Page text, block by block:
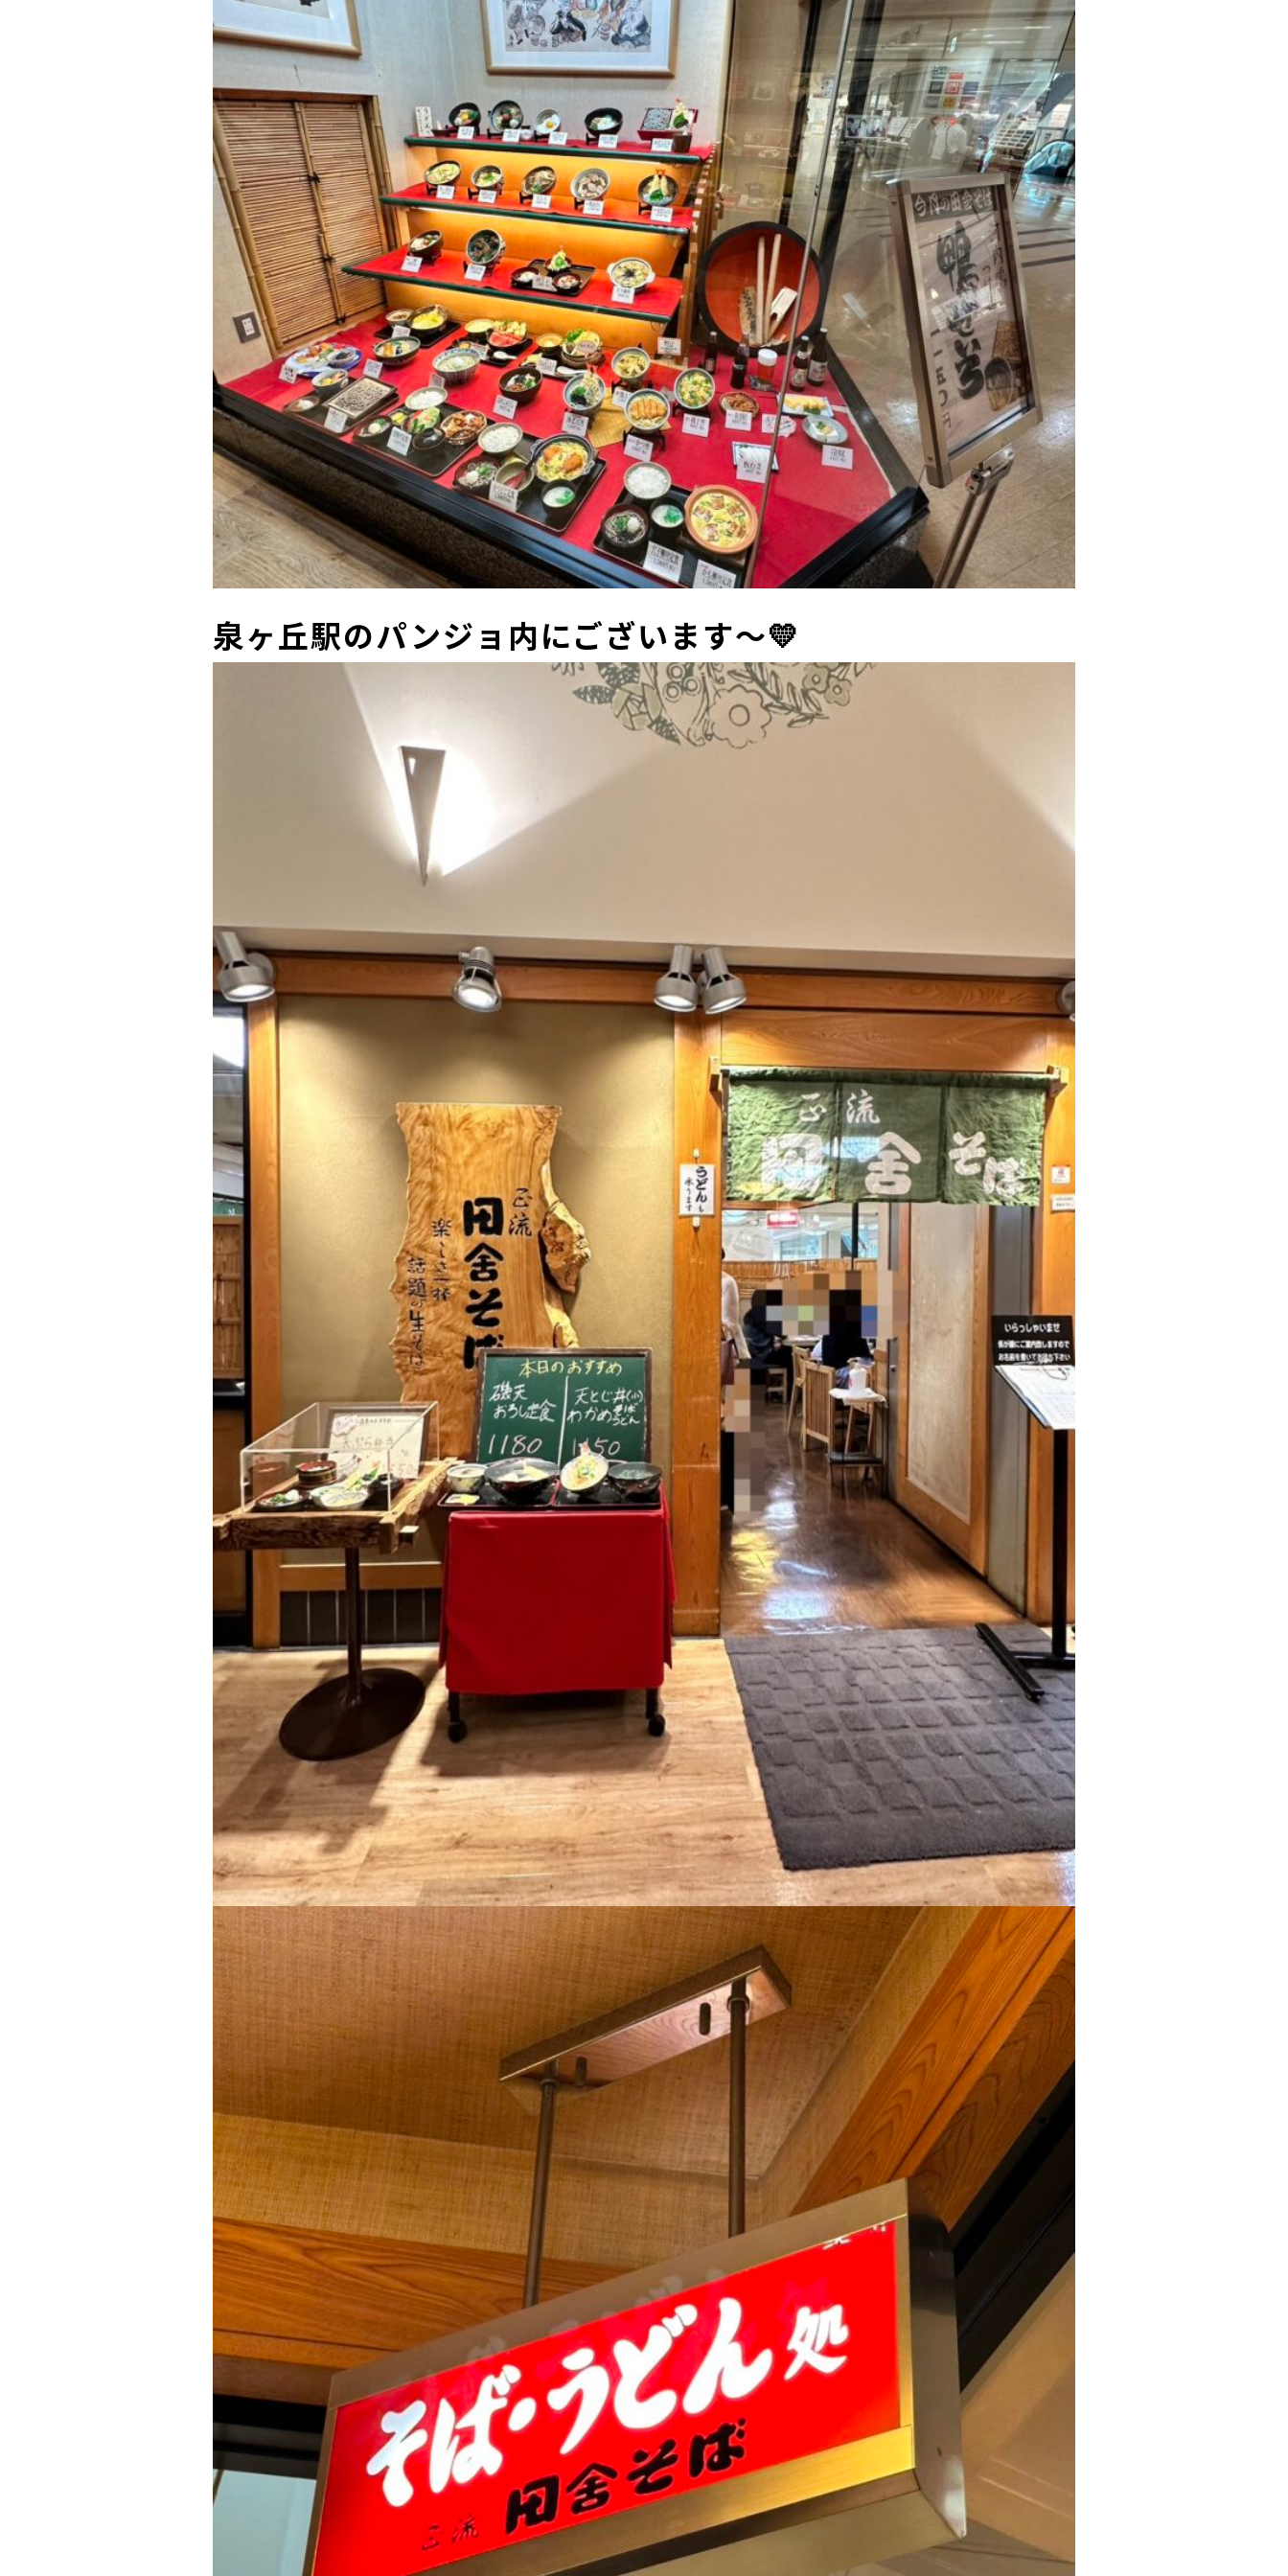
泉ヶ丘駅のパンジョ内にございます～💛